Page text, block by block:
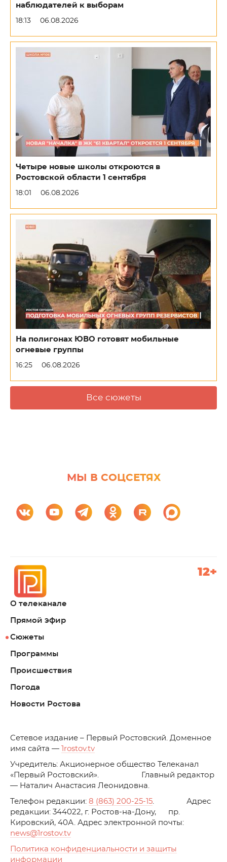
наблюдателей к выборам
18:13 06.08.2026
Четыре новые школы откроются в
Ростовской области 1 сентября
18:01 06.08.2026
На полигонах ЮВО готовят мобильные
огневые группы
16:25 06.08.2026
Все сюжеты
МЫ В СОЦСЕТЯХ
О телеканале
Прямой эфир
Сюжеты
Программы
Происшествия
Погода
Новости Ростова
12+
Cетевое издание – Первый Ростовский. Доменное
имя сайта —
1rostov.tv
Учредитель: Акционерное общество Телеканал
«Первый Ростовский». Главный редактор
— Наталич Анастасия Леонидовна.
Телефон редакции: 8 (863) 200-25-15. Адрес
редакции: 344022, г. Ростов-на-Дону, пр.
Кировский, 40А. Адрес электронной почты:
news@1rostov.tv
Политика конфиденциальности и защиты
информации